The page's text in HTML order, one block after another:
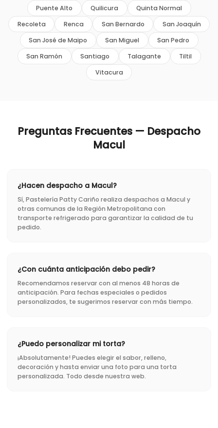
Puente Alto Quilicura
Quinta Normal
Recoleta
Renca San Bernardo
San Joaquín
San José de Maipo
San Miguel
San Pedro
San Ramón
Santiago Talagante
Tiltil
Vitacura
Preguntas Frecuentes — Despacho
Macul
¿Hacen despacho a Macul?
Sí, Pastelería Patty Cariño realiza despachos a Macul y
otras comunas de la Región Metropolitana con
transporte refrigerado para garantizar la calidad de tu
pedido.
¿Con cuánta anticipación debo pedir?
Recomendamos reservar con al menos 48 horas de
anticipación. Para fechas especiales o pedidos
personalizados, te sugerimos reservar con más tiempo.
¿Puedo personalizar mi torta?
¡Absolutamente! Puedes elegir el sabor, relleno,
decoración y hasta enviar una foto para una torta
personalizada. Todo desde nuestra web.